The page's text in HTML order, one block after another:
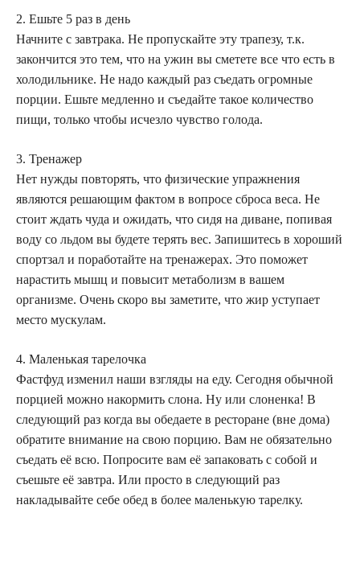
2. Ешьте 5 раз в день
Начните с завтрака. Не пропускайте эту трапезу, т.к.
закончится это тем, что на ужин вы сметете все что есть в
холодильнике. Не надо каждый раз съедать огромные
порции. Ешьте медленно и съедайте такое количество
пищи, только чтобы исчезло чувство голода.
3. Тренажер
Нет нужды повторять, что физические упражнения
являются решающим фактом в вопросе сброса веса. Не
стоит ждать чуда и ожидать, что сидя на диване, попивая
воду со льдом вы будете терять вес. Запишитесь в хороший
спортзал и поработайте на тренажерах. Это поможет
нарастить мышц и повысит метаболизм в вашем
организме. Очень скоро вы заметите, что жир уступает
место мускулам.
4. Маленькая тарелочка
Фастфуд изменил наши взгляды на еду. Сегодня обычной
порцией можно накормить слона. Ну или слоненка! В
следующий раз когда вы обедаете в ресторане (вне дома)
обратите внимание на свою порцию. Вам не обязательно
съедать её всю. Попросите вам её запаковать с собой и
съешьте её завтра. Или просто в следующий раз
накладывайте себе обед в более маленькую тарелку.